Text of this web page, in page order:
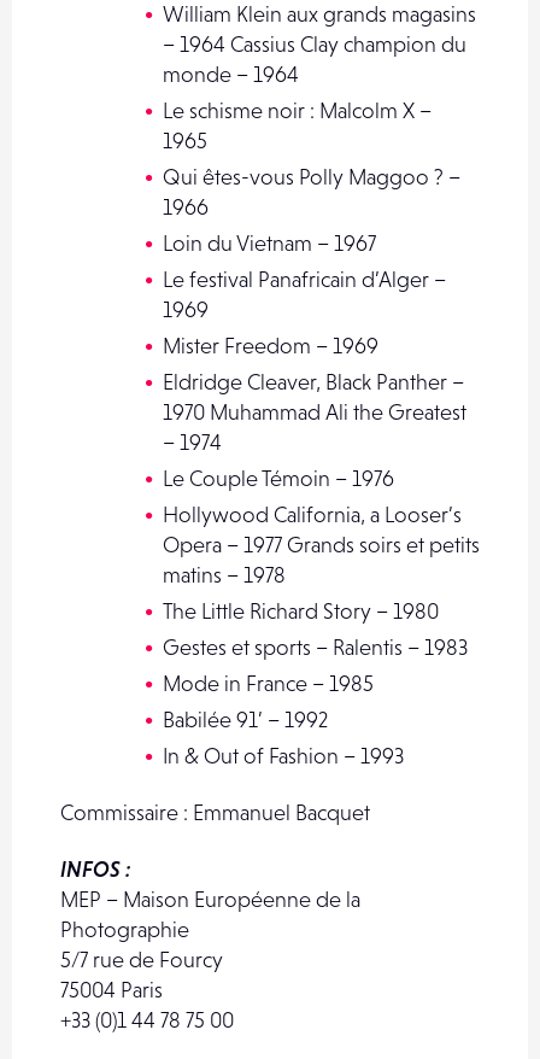
William Klein aux grands magasins
– 1964 Cassius Clay champion du
monde – 1964
Le schisme noir : Malcolm X –
1965
Qui êtes-vous Polly Maggoo ? –
1966
Loin du Vietnam – 1967
Le festival Panafricain d’Alger –
1969
Mister Freedom – 1969
Eldridge Cleaver, Black Panther –
1970 Muhammad Ali the Greatest
– 1974
Le Couple Témoin – 1976
Hollywood California, a Looser’s
Opera – 1977 Grands soirs et petits
matins – 1978
The Little Richard Story – 1980
Gestes et sports – Ralentis – 1983
Mode in France – 1985
Babilée 91’ – 1992
In & Out of Fashion – 1993
Commissaire : Emmanuel Bacquet
INFOS :
MEP – Maison Européenne de la
Photographie
5/7 rue de Fourcy
75004 Paris
+33 (0)1 44 78 75 00